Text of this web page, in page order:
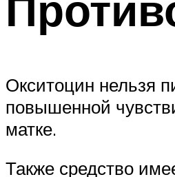
Окситоцин нельзя
повышенной
матке.
Также средство